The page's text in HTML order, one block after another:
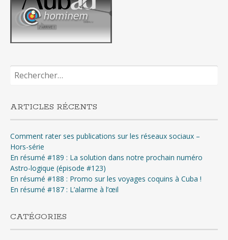
Rechercher :
ARTICLES RÉCENTS
Comment rater ses publications sur les réseaux sociaux –
Hors-série
En résumé #189 : La solution dans notre prochain numéro
Astro-logique (épisode #123)
En résumé #188 : Promo sur les voyages coquins à Cuba !
En résumé #187 : L’alarme à l’œil
CATÉGORIES